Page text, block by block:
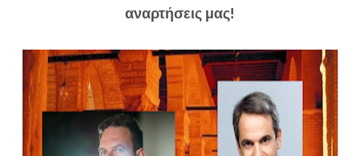
αναρτήσεις μας!